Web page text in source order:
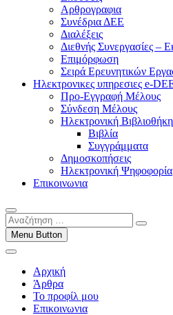
Αρθρογραφια
Συνέδρια ΔΕΕ
Διαλέξεις
Διεθνής Συνεργασίες –
Επιμόρφωση
Σειρά Ερευνητικών
Ηλεκτρονικες υπηρεσιες e-
Προ-Εγγραφή Μέλους
Σύνδεση Μέλους
Ηλεκτρονική
Βιβλία
Συγγράμματα
Δημοσκοπήσεις
Ηλεκτρονική Ψηφοφορία
Επικοινωνια
Αναζήτηση
…Menu Button
Αρχική
Άρθρα
Το προφίλ μου
Επικοινωνια